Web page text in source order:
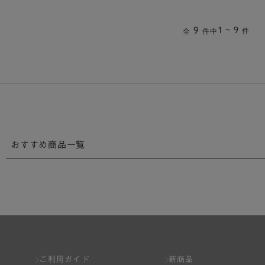
全 9 件中1 ~ 9 件
おすすめ商品一覧
ご利用ガイド 新商品